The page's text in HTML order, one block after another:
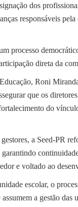
dos
responsáveis
processo
direta da
Roni
que os
do
a Seed-PR
e voltado ao
escolar, o
a gestão das